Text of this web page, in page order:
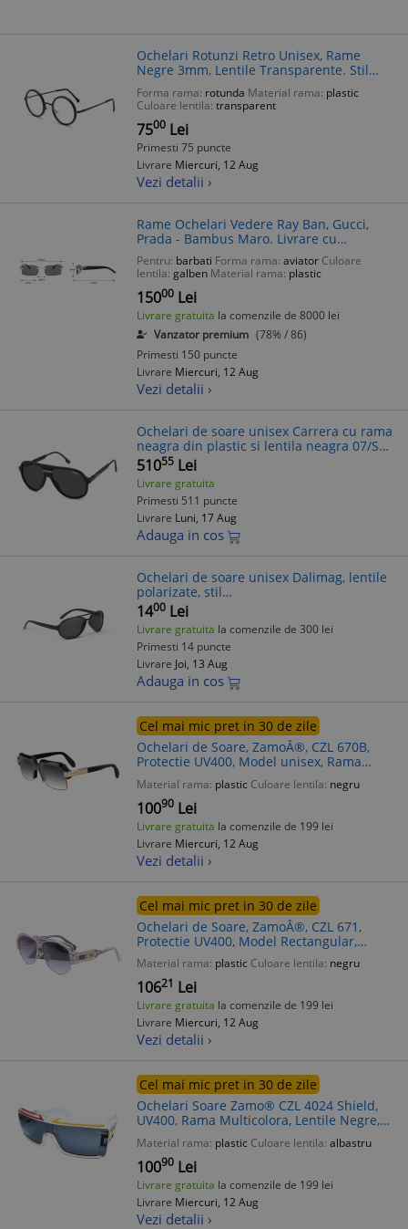
Ochelari Rotunzi Retro Unisex, Rame
Negre 3mm, Lentile Transparente. Stil
John Lennon. Fashion 80's
Forma rama: rotunda Material rama: plastic
Culoare lentila: transparent
7500 Lei
Primesti 75 puncte
Livrare Miercuri, 12 Aug
Vezi detalii ›
Rame Ochelari Vedere Ray Ban, Gucci,
Prada - Bambus Maro. Livrare cu
verificare!
Pentru: barbati Forma rama: aviator Culoare
lentila: galben Material rama: plastic
15000 Lei
Livrare gratuita la comenzile de 8000 lei
Vanzator premium (78% / 86)
Primesti 150 puncte
Livrare Miercuri, 12 Aug
Vezi detalii ›
Ochelari de soare unisex Carrera cu rama
neagra din plastic si lentila neagra 07/S
I46/IR 59
51055 Lei
Livrare gratuita
Primesti 511 puncte
Livrare Luni, 17 Aug
Adauga in cos
Ochelari de soare unisex Dalimag, lentile
polarizate, stil
Wayfarer/Rotund/Hexagonal, rama
plastic/metal, diverse culori, toc+laveta
1400 Lei
Livrare gratuita la comenzile de 300 lei
Primesti 14 puncte
Livrare Joi, 13 Aug
Adauga in cos
Cel mai mic pret in 30 de zile
Ochelari de Soare, ZamoÂ®, CZL 670B,
Protectie UV400, Model unisex, Rama
Neagra, Lentile Gri
Material rama: plastic Culoare lentila: negru
10090 Lei
Livrare gratuita la comenzile de 199 lei
Livrare Miercuri, 12 Aug
Vezi detalii ›
Cel mai mic pret in 30 de zile
Ochelari de Soare, ZamoÂ®, CZL 671,
Protectie UV400, Model Rectangular,
Rama Transparenta, Lentile Gri
Material rama: plastic Culoare lentila: negru
10621 Lei
Livrare gratuita la comenzile de 199 lei
Livrare Miercuri, 12 Aug
Vezi detalii ›
Cel mai mic pret in 30 de zile
Ochelari Soare Zamo® CZL 4024 Shield,
UV400, Rama Multicolora, Lentile Negre,
Protectie UV, Rezistenti Socuri
Material rama: plastic Culoare lentila: albastru
10090 Lei
Livrare gratuita la comenzile de 199 lei
Livrare Miercuri, 12 Aug
Vezi detalii ›